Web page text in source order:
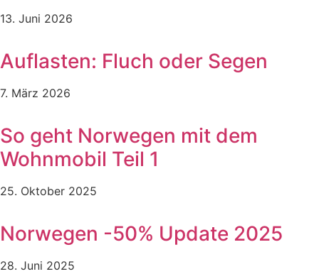
13. Juni 2026
Auflasten: Fluch oder Segen
7. März 2026
So geht Norwegen mit dem
Wohnmobil Teil 1
25. Oktober 2025
Norwegen -50% Update 2025
28. Juni 2025